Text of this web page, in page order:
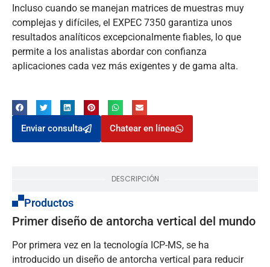
Incluso cuando se manejan matrices de muestras muy
complejas y difíciles, el EXPEC 7350 garantiza unos
resultados analíticos excepcionalmente fiables, lo que
permite a los analistas abordar con confianza
aplicaciones cada vez más exigentes y de gama alta.
Enviar consulta Chatear en línea
DESCRIPCIÓN
Productos
Primer diseño de antorcha vertical del mundo
Por primera vez en la tecnología ICP-MS, se ha
introducido un diseño de antorcha vertical para reducir